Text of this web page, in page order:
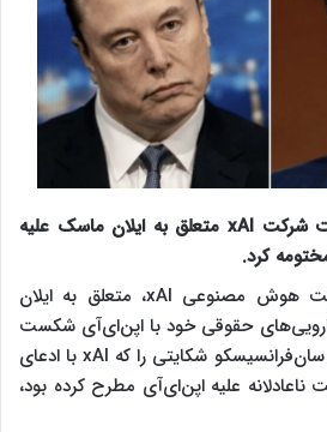
دادگاه فدرال آمریکا شکایت شرکت xAI متعلق به ایلان ماسک علیه
کرد.
، شرکت هوش مصنوعی xAI، متعلق به ایلان
حقوقی خود با اپن‌ای‌آی شکست
خورد. یک قاضی فدرال در سان‌فرانسیسکو شکایتی را که xAI با ادعای
علیه اپن‌ای‌آی مطرح کرده بود،